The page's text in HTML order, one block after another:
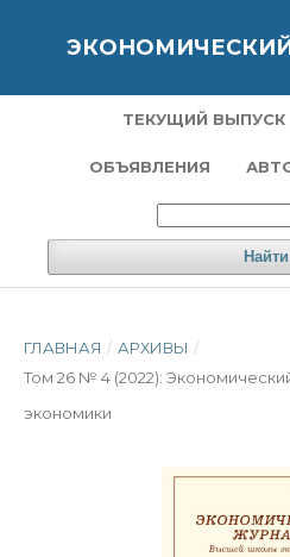
ТЕКУЩИЙ ВЫПУСК
ОБЪЯВЛЕНИЯ
Найти
ГЛАВНАЯ / АРХИВЫ /
Том 26 № 4 (2022):
экономики